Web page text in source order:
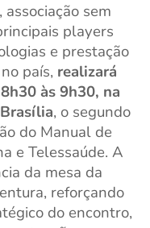
, associação sem
players
e prestação
país, realizará
às 9h30, na
, o segundo
do Manual de
e Telessaúde. A
da mesa da
reforçando
do encontro,